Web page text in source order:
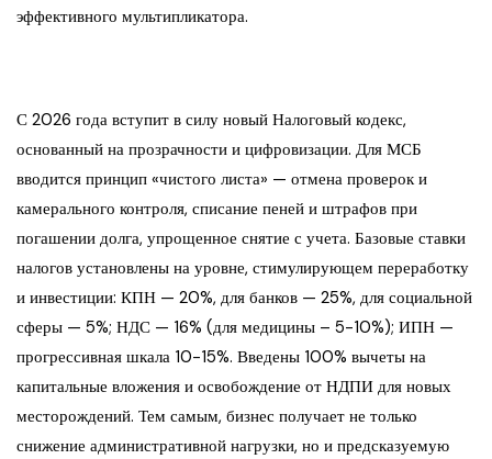
эффективного мультипликатора.
С 2026 года вступит в силу новый Налоговый кодекс,
основанный на прозрачности и цифровизации. Для МСБ
вводится принцип «чистого листа» — отмена проверок и
камерального контроля, списание пеней и штрафов при
погашении долга, упрощенное снятие с учета. Базовые ставки
налогов установлены на уровне, стимулирующем переработку
и инвестиции: КПН — 20%, для банков — 25%, для социальной
сферы — 5%; НДС — 16% (для медицины – 5-10%); ИПН —
прогрессивная шкала 10-15%. Введены 100% вычеты на
капитальные вложения и освобождение от НДПИ для новых
месторождений. Тем самым, бизнес получает не только
снижение административной нагрузки, но и предсказуемую